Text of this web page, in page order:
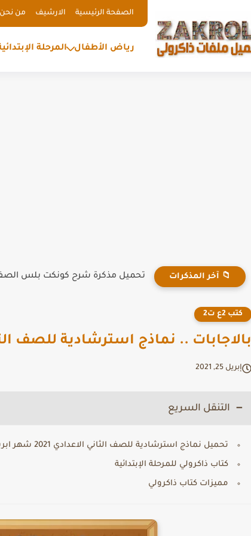
الصفحة الرئيسية الارشيف من نحن
رياض الأطفال المرحلة
📁 آخر المذكرات تحميل مذكرة شرح كونكت بلس الصف
كتب 2ع ت2
بالاجابات .. نماذج استرشادية للصف الثاني الاعدادي
إبريل 25, 2021
التنقل السريع
تحميل نماذج استرشادية للصف الثاني الاعدادي 2021 شهر ابريل المعاصر بالاجابات
كتاب ذاكرولي للمرحلة الإبتدائية
مميزات كتاب ذاكرولي